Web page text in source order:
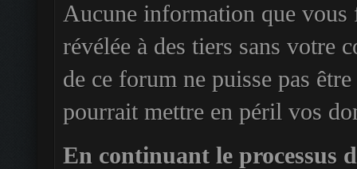
Aucune information que vous
révélée à des tiers sans votre
de ce forum ne puisse pas
pourrait mettre en péril vos
En continuant le processus